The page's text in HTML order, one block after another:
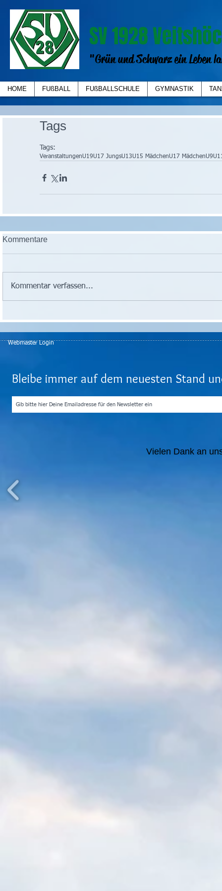
SV 1928
"Grün und Schwarz ein Leben
HOME FUßBALL FUßBALLSCHULE GYMNASTIK
Tags
Tags:
VeranstaltungenU19U17 JungsU13U15 MädchenU17 MädchenU9
Kommentare
Kommentar verfassen...
Webmaster Login
Bleibe immer auf dem neuesten Stand
Vielen Dank an